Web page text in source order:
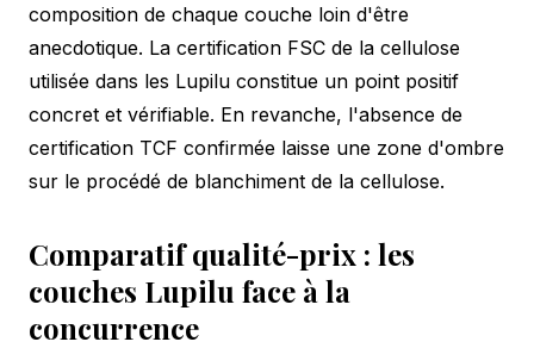
composition de chaque couche loin d'être
anecdotique. La certification FSC de la cellulose
utilisée dans les Lupilu constitue un point positif
concret et vérifiable. En revanche, l'absence de
certification TCF confirmée laisse une zone d'ombre
sur le procédé de blanchiment de la cellulose.
Comparatif qualité-prix : les
couches Lupilu face à la
concurrence